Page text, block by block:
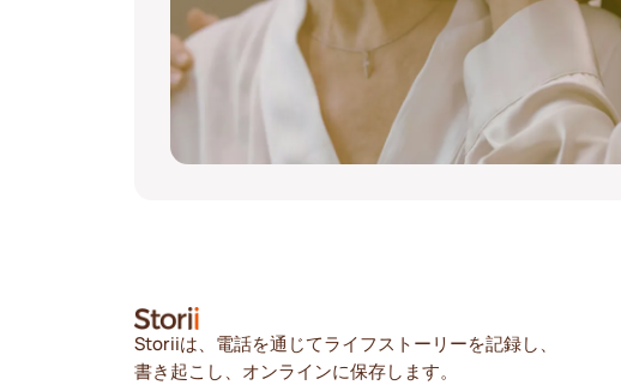
Storiiは、電話を通じてライフストーリーを記録し、
書き起こし、オンラインに保存します。